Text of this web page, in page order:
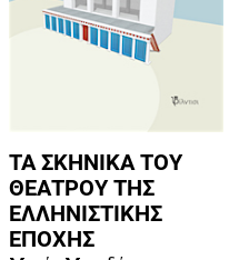
ΤΑ ΣΚΗΝΙΚΑ ΤΟΥ
ΘΕΑΤΡΟΥ ΤΗΣ
ΕΛΛΗΝΙΣΤΙΚΗΣ
ΕΠΟΧΗΣ